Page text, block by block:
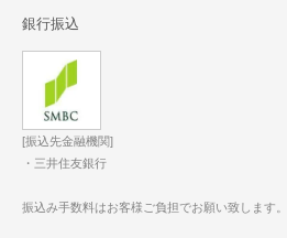
銀行振込
[振込先金融機関]
・三井住友銀行
振込み手数料はお客様ご負担でお願い致します。